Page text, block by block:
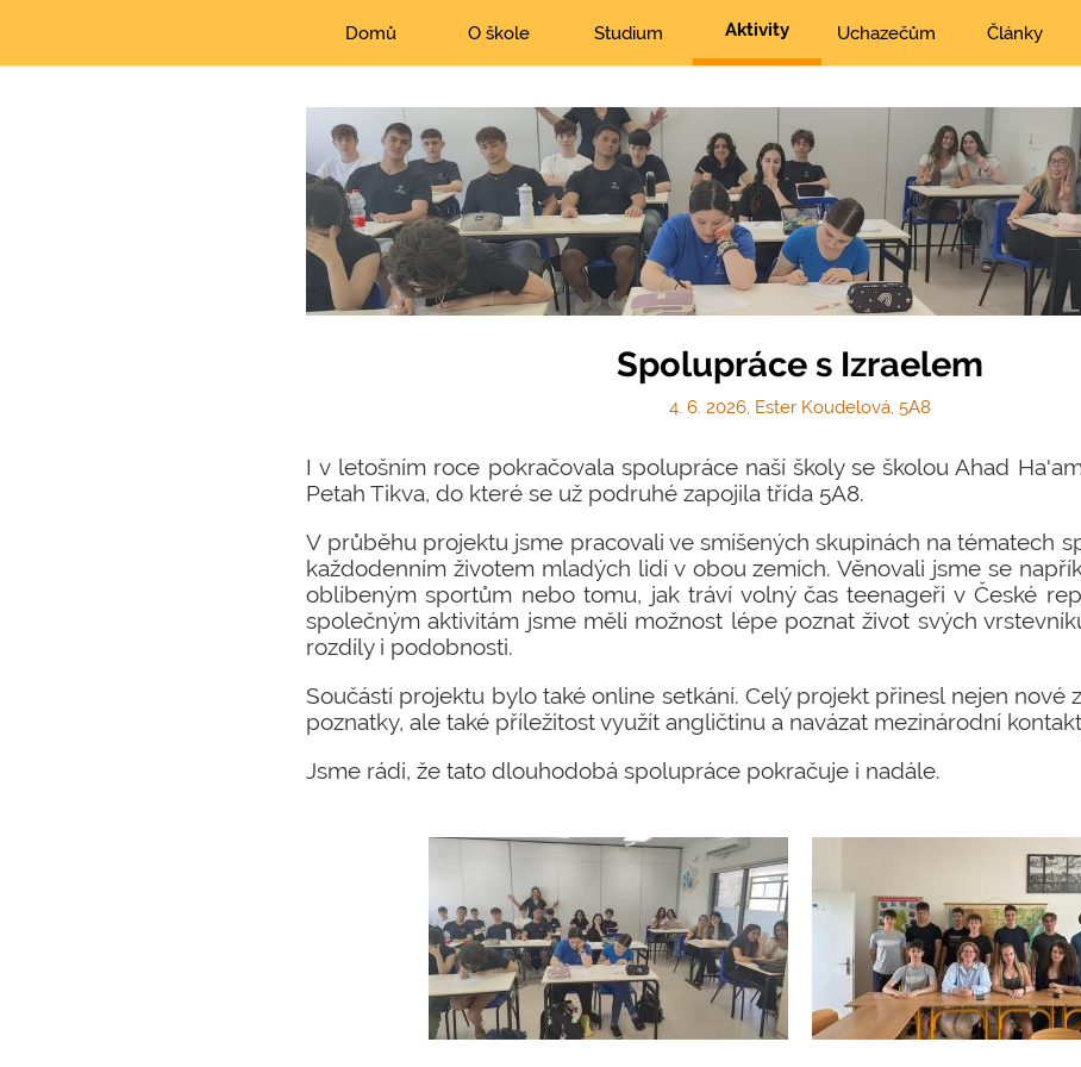
Domů O škole Studium Aktivity Uchazečům Články
Spolupráce s Izraelem
4. 6. 2026, Ester Koudelová, 5A8
I v letošním roce pokračovala spolupráce naší školy se školou Ahad
Petah Tikva, do které se už podruhé zapojila třída 5A8.
V průběhu projektu jsme pracovali ve smíšených skupinách na tématech
každodenním životem mladých lidí v obou zemích. Věnovali jsme se
oblíbeným sportům nebo tomu, jak tráví volný čas teenageři v České
společným aktivitám jsme měli možnost lépe poznat život svých
rozdíly i podobnosti.
Součástí projektu bylo také online setkání. Celý projekt přinesl nejen nové
poznatky, ale také příležitost využít angličtinu a navázat mezinárodní
Jsme rádi, že tato dlouhodobá spolupráce pokračuje i nadále.